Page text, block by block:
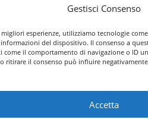
Gestisci Consenso
esperienze, utilizziamo tecnologie
informazioni del dispositivo. Il consenso a
come il comportamento di navigazione o ID
ritirare il consenso può influire
Accetta
in
Download